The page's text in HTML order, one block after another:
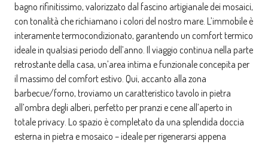
bagno rifinitissimo, valorizzato dal fascino artigianale dei mosaici,
con tonalità che richiamano i colori del nostro mare. L’immobile è
interamente termocondizionato, garantendo un comfort termico
ideale in qualsiasi periodo dell’anno. Il viaggio continua nella parte
retrostante della casa, un’area intima e funzionale concepita per
il massimo del comfort estivo. Qui, accanto alla zona
barbecue/forno, troviamo un caratteristico tavolo in pietra
all’ombra degli alberi, perfetto per pranzi e cene all’aperto in
totale privacy. Lo spazio è completato da una splendida doccia
esterna in pietra e mosaico – ideale per rigenerarsi appena